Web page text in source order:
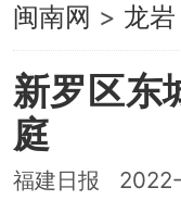
闽南网 > 龙岩
新罗区东
庭
福建日报